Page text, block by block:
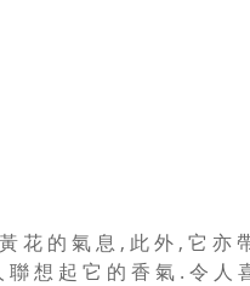
花 的 氣 息 , 此 外 , 它 亦
想 起 它 的 香 氣 . 令 人